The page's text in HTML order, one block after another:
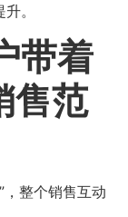
。
带着
售范
，整个销售互动